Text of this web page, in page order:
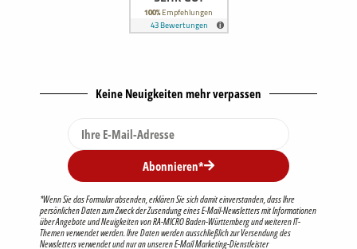
Keine Neuigkeiten mehr verpassen
Abonnieren*
*Wenn Sie das Formular absenden, erklären Sie sich damit einverstanden, dass Ihre
persönlichen Daten zum Zweck der Zusendung eines E-Mail-Newsletters mit Informationen
über Angebote und Neuigkeiten von RA-MICRO Baden-Württemberg und weiteren IT-
Themen verwendet werden. Ihre Daten werden ausschließlich zur Versendung des
Newsletters verwendet und nur an unseren E-Mail Marketing-Dienstleister